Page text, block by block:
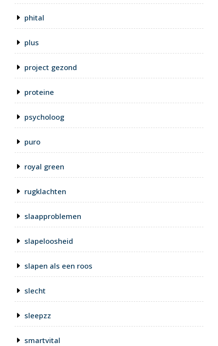
phital
plus
project gezond
proteine
psycholoog
puro
royal green
rugklachten
slaapproblemen
slapeloosheid
slapen als een roos
slecht
sleepzz
smartvital